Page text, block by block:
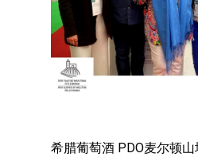
希腊葡萄酒 PDO麦尔顿山